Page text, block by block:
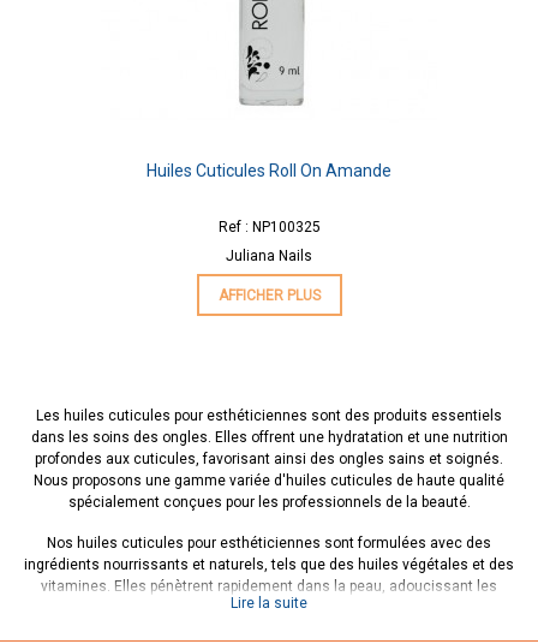
Huiles Cuticules Roll On Amande
Ref : NP100325
Juliana Nails
AFFICHER PLUS
Les huiles cuticules pour esthéticiennes sont des produits essentiels
dans les soins des ongles. Elles offrent une hydratation et une nutrition
profondes aux cuticules, favorisant ainsi des ongles sains et soignés.
Nous proposons une gamme variée d'huiles cuticules de haute qualité
spécialement conçues pour les professionnels de la beauté.
Nos huiles cuticules pour esthéticiennes sont formulées avec des
ingrédients nourrissants et naturels, tels que des huiles végétales et des
vitamines. Elles pénètrent rapidement dans la peau, adoucissant les
cuticules et facilitant leur repousse tout en améliorant l'apparence globale
Lire la suite